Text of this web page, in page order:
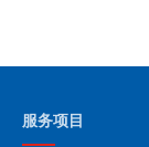
服务项目